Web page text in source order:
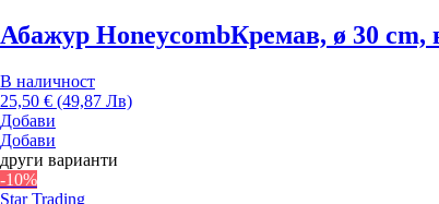
Абажур HoneycombКремав, ø 30 cm,
В наличност
25,50 € (49,87 Лв)
Добави
Добави
други варианти
-10%
Star Trading